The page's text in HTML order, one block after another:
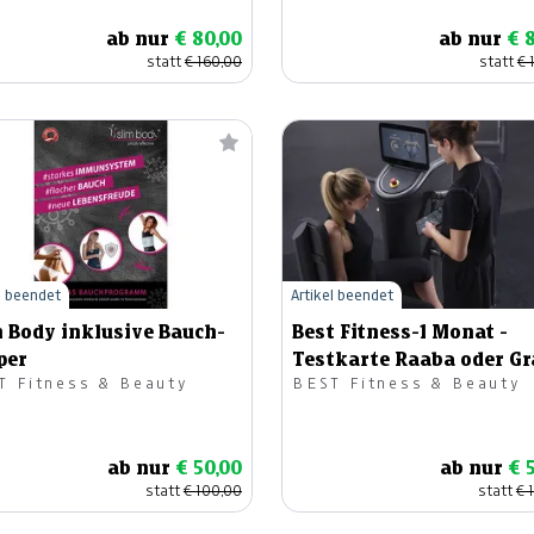
ab nur € 80,00
statt€ 160,00
ab nur €
statt€
Body inklusive Bauch-
Fitness & Beauty
ab nur € 50,00
statt€ 100,00
beendet
Best Fitness-1 Monat -
Testkarte Raaba oder
BEST Fitness & Beauty
ab nur €
statt€
Artikel beendet